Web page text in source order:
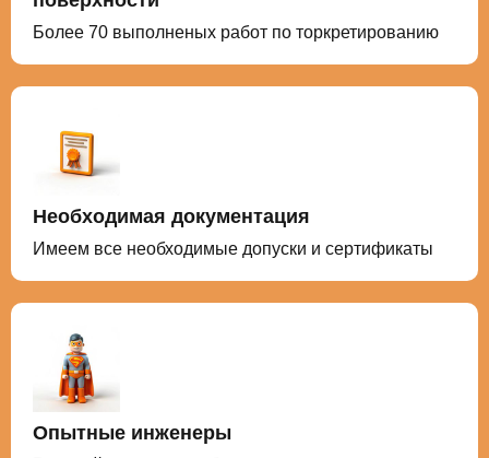
Более 70 выполненых работ по торкретированию
Необходимая документация
Имеем все необходимые допуски и сертификаты
Опытные инженеры